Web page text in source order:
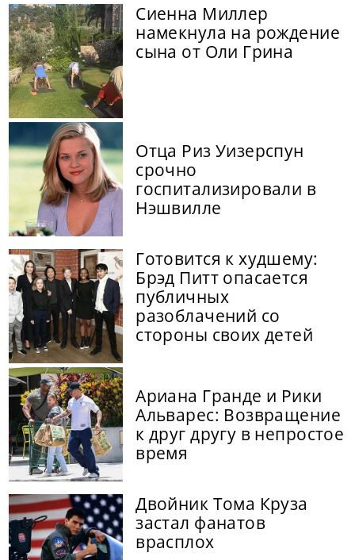
Сиенна Миллер
намекнула на рождение
сына от Оли Грина
Отца Риз Уизерспун
срочно
госпитализировали в
Нэшвилле
Готовится к худшему:
Брэд Питт опасается
публичных
разоблачений со
стороны своих детей
Ариана Гранде и Рики
Альварес: Возвращение
к друг другу в непростое
время
Двойник Тома Круза
застал фанатов
врасплох